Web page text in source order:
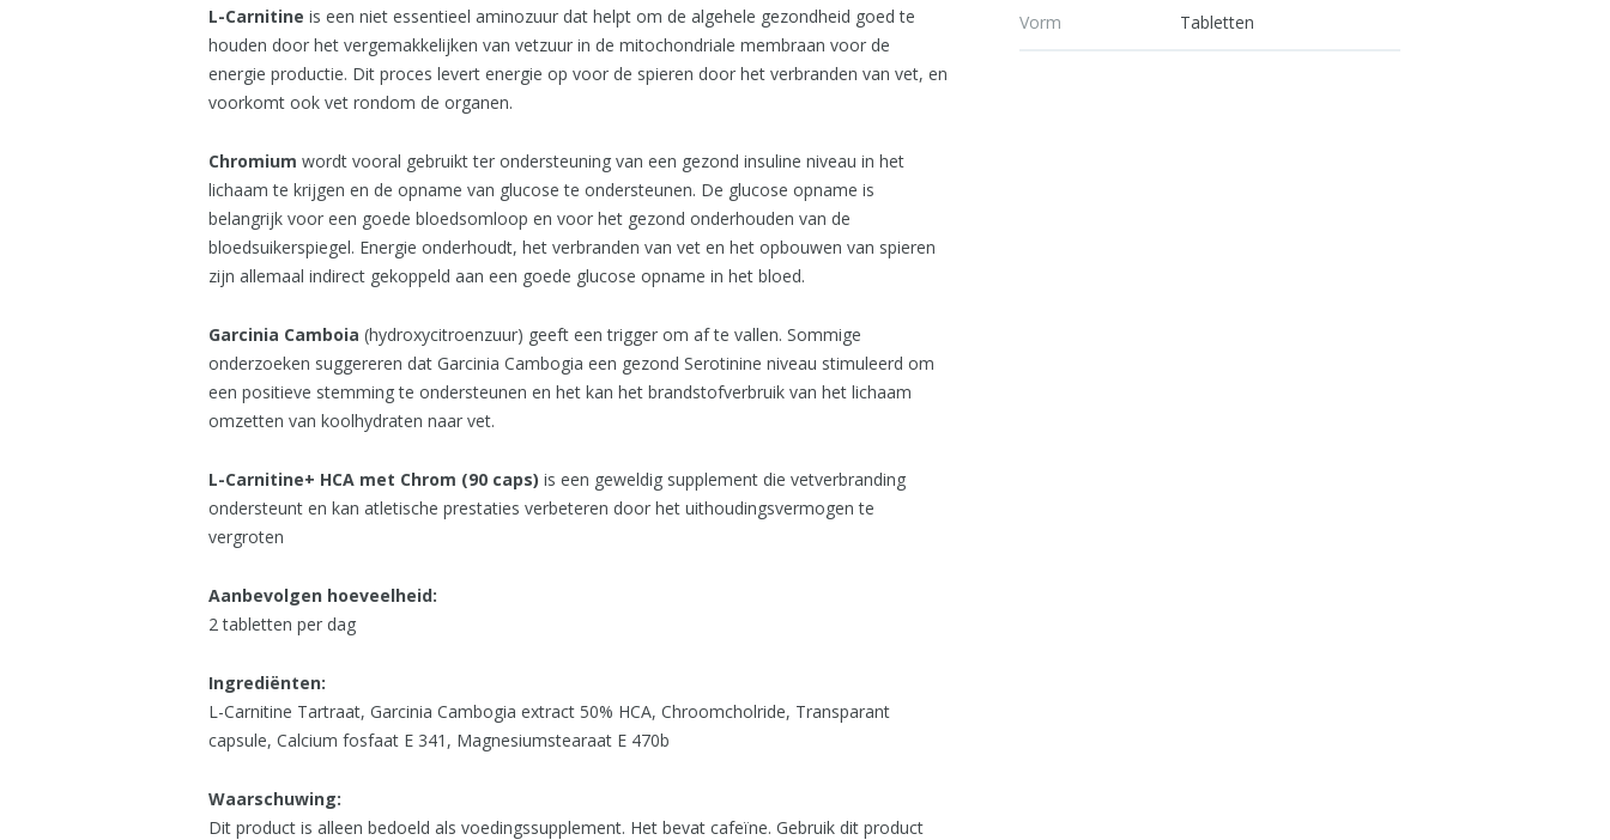
L-Carnitine is een niet essentieel aminozuur dat helpt om de algehele gezondheid goed te
houden door het vergemakkelijken van vetzuur in de mitochondriale membraan voor de
energie productie. Dit proces levert energie op voor de spieren door het verbranden van vet, en
voorkomt ook vet rondom de organen.
Chromium wordt vooral gebruikt ter ondersteuning van een gezond insuline niveau in het
lichaam te krijgen en de opname van glucose te ondersteunen. De glucose opname is
belangrijk voor een goede bloedsomloop en voor het gezond onderhouden van de
bloedsuikerspiegel. Energie onderhoudt, het verbranden van vet en het opbouwen van spieren
zijn allemaal indirect gekoppeld aan een goede glucose opname in het bloed.
Garcinia Camboia (hydroxycitroenzuur) geeft een trigger om af te vallen. Sommige
onderzoeken suggereren dat Garcinia Cambogia een gezond Serotinine niveau stimuleerd om
een positieve stemming te ondersteunen en het kan het brandstofverbruik van het lichaam
omzetten van koolhydraten naar vet.
L-Carnitine+ HCA met Chrom (90 caps) is een geweldig supplement die vetverbranding
ondersteunt en kan atletische prestaties verbeteren door het uithoudingsvermogen te
vergroten
Aanbevolgen hoeveelheid:
2 tabletten per dag
Ingrediënten:
L-Carnitine Tartraat, Garcinia Cambogia extract 50% HCA, Chroomcholride, Transparant
capsule, Calcium fosfaat E 341, Magnesiumstearaat E 470b
Waarschuwing:
Dit product is alleen bedoeld als voedingssupplement. Het bevat cafeïne. Gebruik dit product
Vorm Tabletten